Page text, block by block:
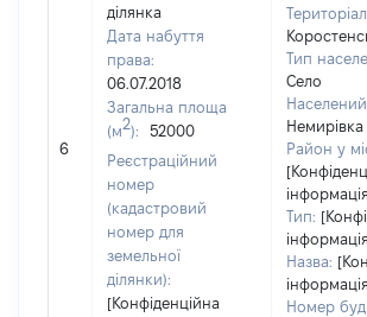
6
ділянка
Дата набуття
права:
06.07.2018
Загальна площа
(м2):
52000
Реєстраційний
номер
(кадастровий
номер для
земельної
ділянки):
[Конфіденційна
Тип
Село
Немирівка
Район у
Тип:
Назва:
Номер